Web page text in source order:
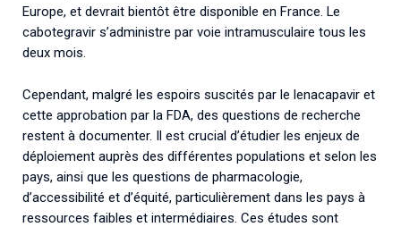
Europe, et devrait bientôt être disponible en France. Le
cabotegravir s’administre par voie intramusculaire tous les
deux mois.
Cependant, malgré les espoirs suscités par le lenacapavir et
cette approbation par la FDA, des questions de recherche
restent à documenter. Il est crucial d’étudier les enjeux de
déploiement auprès des différentes populations et selon les
pays, ainsi que les questions de pharmacologie,
d’accessibilité et d’équité, particulièrement dans les pays à
ressources faibles et intermédiaires. Ces études sont